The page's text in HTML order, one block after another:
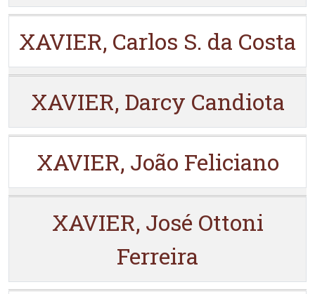
XAVIER, Carlos S. da Costa
XAVIER, Darcy Candiota
XAVIER, João Feliciano
XAVIER, José Ottoni
Ferreira